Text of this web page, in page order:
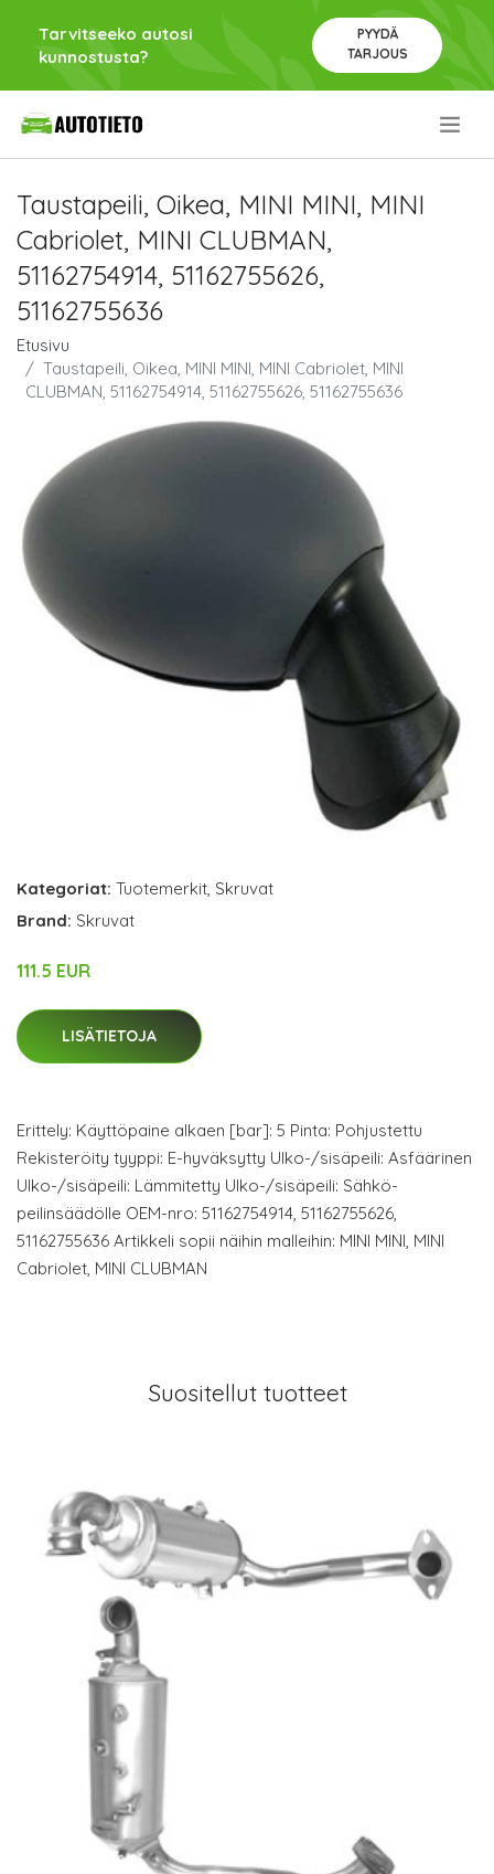
Tarvitseeko autosi
kunnostusta?
PYYDÄ
TARJOUS
Taustapeili, Oikea, MINI MINI, MINI
Cabriolet, MINI CLUBMAN,
51162754914, 51162755626,
51162755636
Etusivu
Taustapeili, Oikea, MINI MINI, MINI Cabriolet, MINI
CLUBMAN, 51162754914, 51162755626, 51162755636
Kategoriat: Tuotemerkit, Skruvat
Brand: Skruvat
111.5 EUR
LISÄTIETOJA
Erittely: Käyttöpaine alkaen [bar]: 5 Pinta: Pohjustettu
Rekisteröity tyyppi: E-hyväksytty Ulko-/sisäpeili: Asfäärinen
Ulko-/sisäpeili: Lämmitetty Ulko-/sisäpeili: Sähkö-
peilinsäädölle OEM-nro: 51162754914, 51162755626,
51162755636 Artikkeli sopii näihin malleihin: MINI MINI, MINI
Cabriolet, MINI CLUBMAN
Suositellut tuotteet